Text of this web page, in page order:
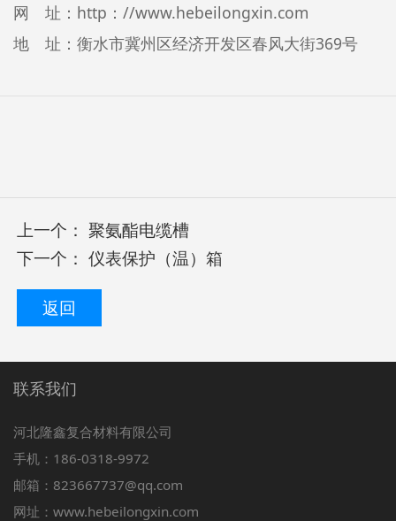
网 址：http：//www.hebeilongxin.com
地 址：衡水市冀州区经济开发区春风大街369号
上一个：聚氨酯电缆槽
下一个：仪表保护（温）箱
返回
联系我们
河北隆鑫复合材料有限公司
手机：186-0318-9972
邮箱：823667737@qq.com
网址：www.hebeilongxin.com